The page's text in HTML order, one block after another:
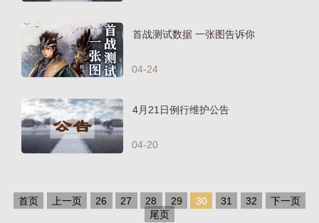
首战测试数据 一张图告诉你
04-24
4月21日例行维护公告
04-20
首页 上一页 26 27 28 29 30 31 32
下一页
尾页